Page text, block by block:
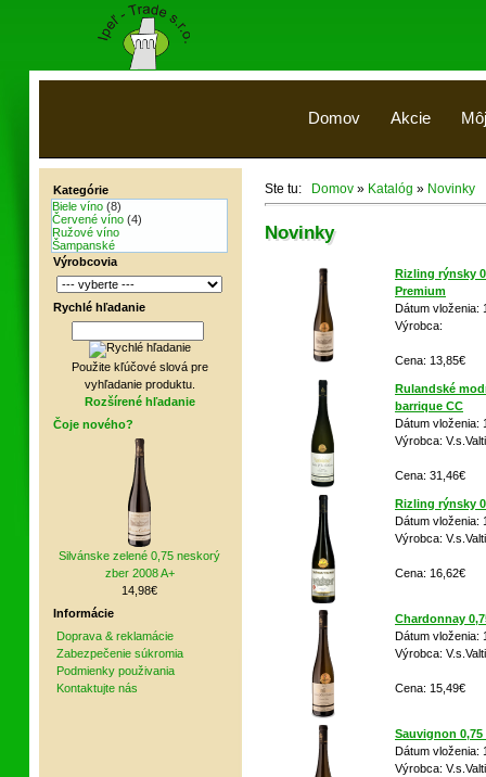
Domov Akcie
Ste tu: Domov » Katalóg » Novinky
Novinky
Rizling rýnsky
Premium
Dátum vloženia:
Výrobca:
Cena: 13,85€
Rulandské
barrique CC
Dátum vloženia:
Výrobca:
Cena: 31,46€
Rizling rýnsky
Dátum vloženia:
Výrobca:
Cena: 16,62€
Chardonnay
Dátum vloženia:
Výrobca:
Cena: 15,49€
Sauvignon 0,75
Dátum vloženia:
Výrobca:
Kategórie
Biele víno (8)
Červené víno (4)
Ružové víno
Šampanské
Výrobcovia
Rychlé hľadanie
Použite kľúčové slová pre
vyhľadanie produktu.
Rozšírené hľadanie
Čoje nového?
Silvánske zelené 0,75 neskorý
zber 2008 A+
14,98€
Informácie
Doprava & reklamácie
Zabezpečenie súkromia
Podmienky použivania
Kontaktujte nás